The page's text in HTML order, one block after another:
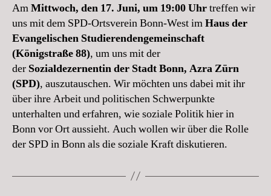
AmMittwoch, den 17. Juni, um 19:00 Uhrtreffen wir
uns mit dem SPD-Ortsverein Bonn-West imHaus der
Evangelischen Studierendengemeinschaft
(Königstraße 88), um uns mit der
der Sozialdezernentin der Stadt Bonn, Azra Zürn
(SPD), auszutauschen. Wir möchten uns dabei mit ihr
über ihre Arbeit und politischen Schwerpunkte
unterhalten und erfahren, wie soziale Politik hier in
Bonn vor Ort aussieht. Auch wollen wir über die Rolle
der SPD in Bonn als die soziale Kraft diskutieren.